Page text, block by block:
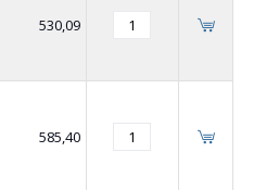
530,09
585,40